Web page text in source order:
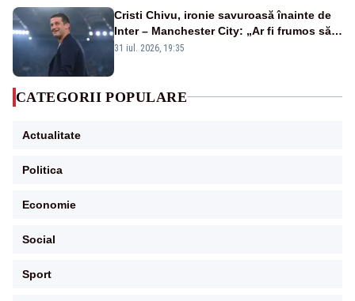
Cristi Chivu, ironie savuroasă înainte de
Inter – Manchester City: „Ar fi frumos să
mai cumpărați și de la noi”
31 iul. 2026, 19:35
CATEGORII POPULARE
Actualitate
Politica
Economie
Social
Sport